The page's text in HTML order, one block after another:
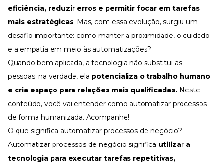
Treinamento de Produto
Desenvolva a sua equipe
Materiais Gratuitos
Materiais Gratuitos
Todos os Materiais Gratuitos
Confira nossos materiais
E-book
Ferramentas e Templates
Para agilizar o seu trabalho
Infográfico
Conteúdo prático e rápido
eficiência, reduzir erros e permitir focar em tarefas
mais estratégicas. Mas, com essa evolução, surgiu um
desafio importante: como manter a proximidade, o cuidado
e a empatia em meio às automatizações?
Quando bem aplicada, a tecnologia não substitui as
pessoas, na verdade, ela potencializa o trabalho humano
e cria espaço para relações mais qualificadas. Neste
conteúdo, você vai entender como automatizar processos
de forma humanizada. Acompanhe!
O que significa automatizar processos de negócio?
Automatizar processos de negócio significa utilizar a
tecnologia para executar tarefas repetitivas,